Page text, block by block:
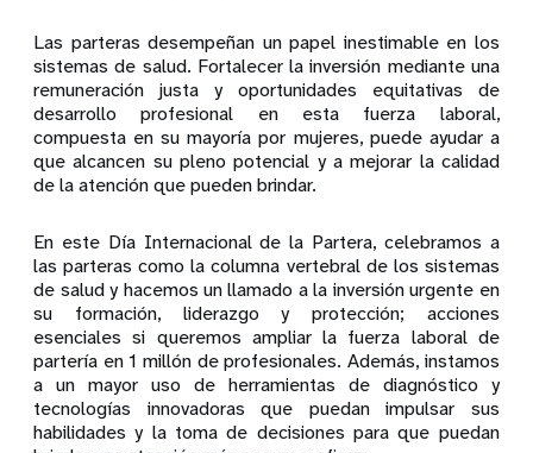
Las parteras desempeñan un papel inestimable en los
sistemas de salud. Fortalecer la inversión mediante una
remuneración justa y oportunidades equitativas de
desarrollo profesional en esta fuerza laboral,
compuesta en su mayoría por mujeres, puede ayudar a
que alcancen su pleno potencial y a mejorar la calidad
de la atención que pueden brindar.
En este Día Internacional de la Partera, celebramos a
las parteras como la columna vertebral de los sistemas
de salud y hacemos un llamado a la inversión urgente en
su formación, liderazgo y protección; acciones
esenciales si queremos ampliar la fuerza laboral de
partería en 1 millón de profesionales. Además, instamos
a un mayor uso de herramientas de diagnóstico y
tecnologías innovadoras que puedan impulsar sus
habilidades y la toma de decisiones para que puedan